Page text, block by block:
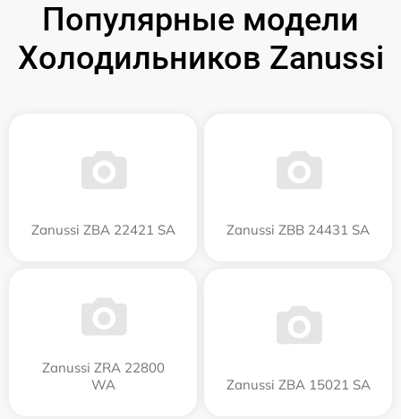
Популярные модели
Холодильников Zanussi
Zanussi ZBA 22421 SA Zanussi ZBB 24431 SA
Zanussi ZRA 22800
WA
Zanussi ZBA 15021 SA